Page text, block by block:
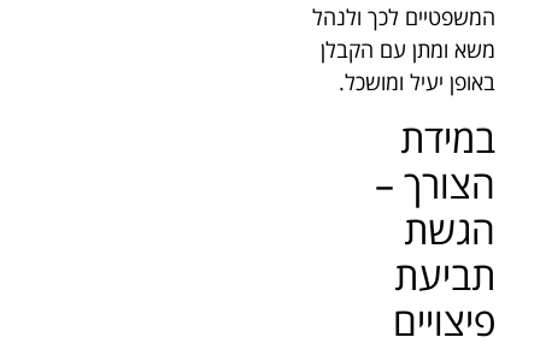
המשפטיים לכך ולנהל
משא ומתן עם הקבלן
באופן יעיל ומושכל.
במידת
הצורך –
הגשת
תביעת
פיצויים